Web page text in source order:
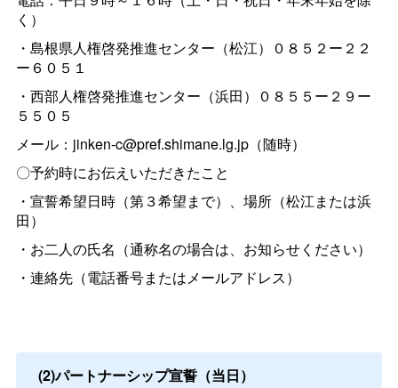
く）
・島根県人権啓発推進センター（松江）０８５２ー２２
ー６０５１
・西部人権啓発推進センター（浜田）０８５５ー２９ー
５５０５
メール：jinken-c@pref.shimane.lg.jp（随時）
〇予約時にお伝えいただきたこと
・宣誓希望日時（第３希望まで）、場所（松江または浜
田）
・お二人の氏名（通称名の場合は、お知らせください）
・連絡先（電話番号またはメールアドレス）
(2)パートナーシップ宣誓（当日）